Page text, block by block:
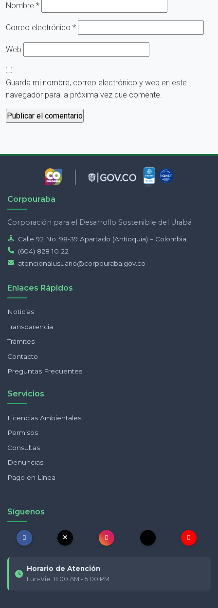
Nombre *
Correo electrónico *
Web
Guarda mi nombre, correo electrónico y web en este
navegador para la próxima vez que comente.
Corpouraba
Corporación para el Desarrollo Sostenible del Urabá
Calle 92 No. 98-39 Apartado (Antioquia) – Colombia
(604) 828 10 22
atencionalusuario@corpouraba.gov.co
Enlaces Rápidos
Noticias
Transparencia
Trámites
Contacto
Preguntas Frecuentes
Servicios
Licencias Ambientales
Permisos
Consultas
Denuncias
Pago en Línea
Síguenos
Horario de Atención
Lun-Vie: 8:00 AM - 5:00 PM